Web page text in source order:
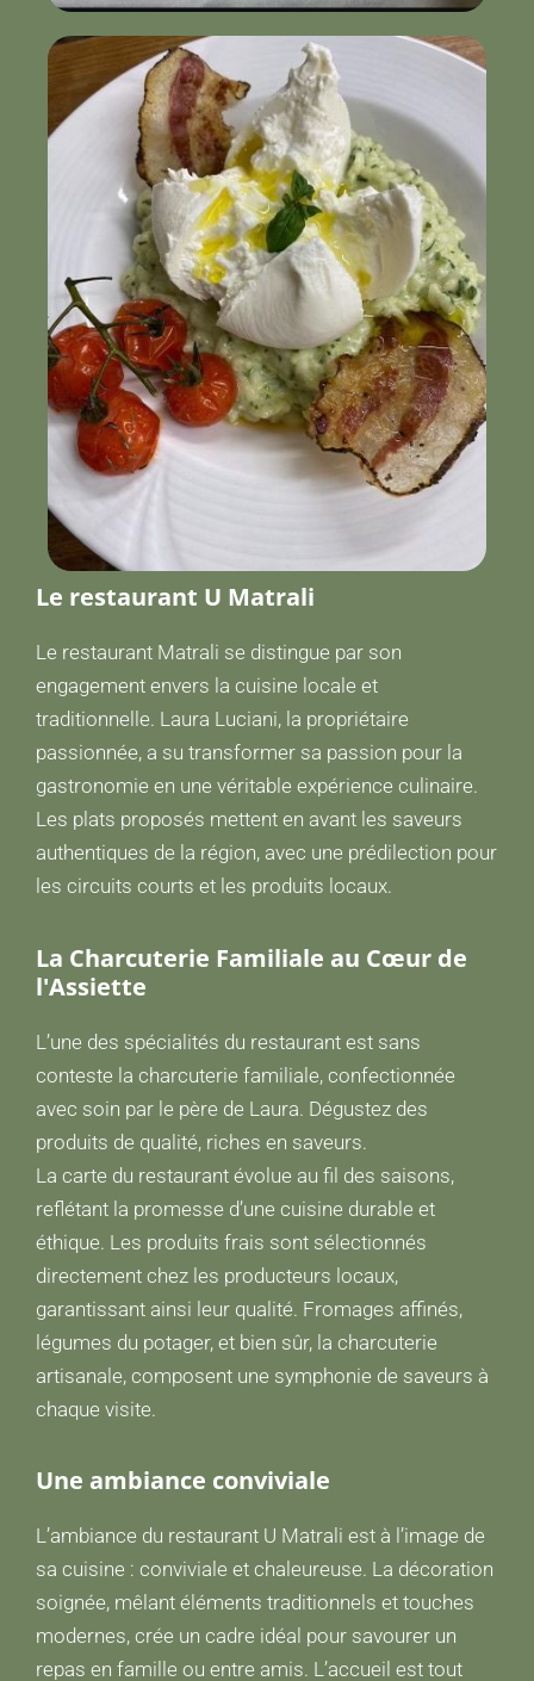
Le restaurant U Matrali
Le restaurant Matrali se distingue par son
engagement envers la cuisine locale et
traditionnelle. Laura Luciani, la propriétaire
passionnée, a su transformer sa passion pour la
gastronomie en une véritable expérience culinaire.
Les plats proposés mettent en avant les saveurs
authentiques de la région, avec une prédilection pour
les circuits courts et les produits locaux.
La Charcuterie Familiale au Cœur de
l'Assiette
L’une des spécialités du restaurant est sans
conteste la charcuterie familiale, confectionnée
avec soin par le père de Laura. Dégustez des
produits de qualité, riches en saveurs.
La carte du restaurant évolue au fil des saisons,
reflétant la promesse d’une cuisine durable et
éthique. Les produits frais sont sélectionnés
directement chez les producteurs locaux,
garantissant ainsi leur qualité. Fromages affinés,
légumes du potager, et bien sûr, la charcuterie
artisanale, composent une symphonie de saveurs à
chaque visite.
Une ambiance conviviale
L’ambiance du restaurant U Matrali est à l’image de
sa cuisine : conviviale et chaleureuse. La décoration
soignée, mêlant éléments traditionnels et touches
modernes, crée un cadre idéal pour savourer un
repas en famille ou entre amis. L’accueil est tout